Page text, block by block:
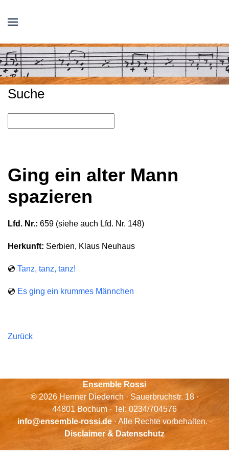
Suche
Ging ein alter Mann
spazieren
Lfd. Nr.: 659 (siehe auch Lfd. Nr. 148)
Herkunft: Serbien, Klaus Neuhaus
💿 Tanz, tanz, tanz!
💿 Es ging ein krummes Männchen
Zurück
Ensemble Rossi
© 2026 Henner Diederich · Sauerbruchstr. 18 ·
44801 Bochum · Tel: 0234/704576
info@ensemble-rossi.de· Alle Rechte vorbehalten. ·
Disclaimer & Datenschutz